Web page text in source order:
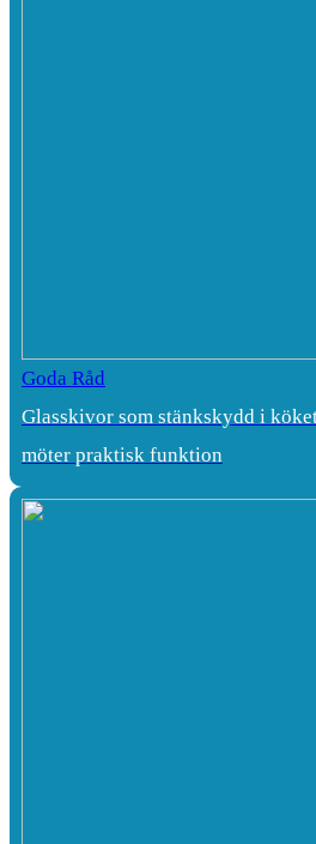
Goda Råd
Glasskivor som stänkskydd i
möter praktisk funktion